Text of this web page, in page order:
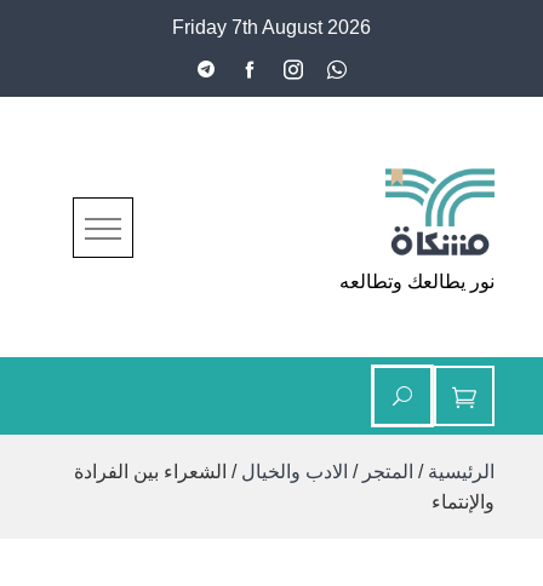
Friday 7th August 2026
مشكاة
نور يطالعك وتطالعه
الرئيسية / المتجر / الادب والخيال / الشعراء بين الفرادة
والإنتماء